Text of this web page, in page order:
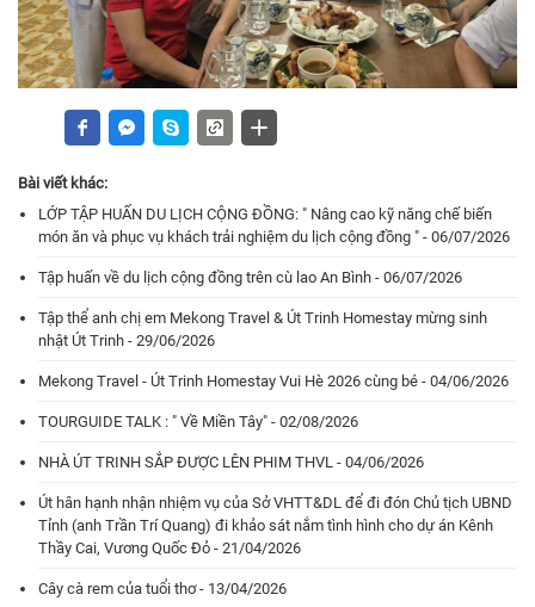
Bài viết khác:
LỚP TẬP HUẤN DU LỊCH CỘNG ĐỒNG: " Nâng cao kỹ năng chế biến
món ăn và phục vụ khách trải nghiệm du lịch cộng đồng " - 06/07/2026
Tập huấn về du lịch cộng đồng trên cù lao An Bình - 06/07/2026
Tập thể anh chị em Mekong Travel & Út Trinh Homestay mừng sinh
nhật Út Trinh - 29/06/2026
Mekong Travel - Út Trinh Homestay Vui Hè 2026 cùng bé - 04/06/2026
TOURGUIDE TALK : " Về Miền Tây" - 02/08/2026
NHÀ ÚT TRINH SẮP ĐƯỢC LÊN PHIM THVL - 04/06/2026
Út hân hạnh nhận nhiệm vụ của Sở VHTT&DL để đi đón Chủ tịch UBND
Tỉnh (anh Trần Trí Quang) đi khảo sát nắm tình hình cho dự án Kênh
Thầy Cai, Vương Quốc Đỏ - 21/04/2026
Cây cà rem của tuổi thơ - 13/04/2026